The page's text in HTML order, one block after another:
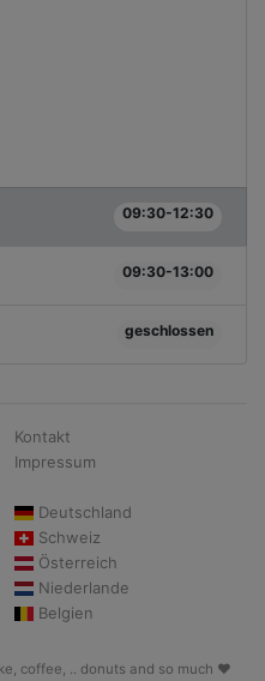
09:30-12:30
09:30-13:00
geschlossen
Kontakt
Impressum
Deutschland
Schweiz
Österreich
Niederlande
Belgien
coffee, .. donuts and so much ♥